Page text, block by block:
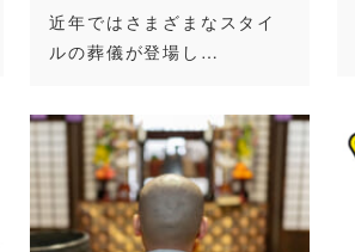
近年ではさまざまなスタイ
ルの葬儀が登場し…